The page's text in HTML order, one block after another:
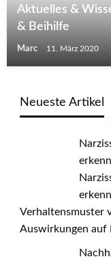
Aktuelles &
& Beihilfe
Marc 11. März 2020
Neueste Artikel
Verhaltensmuster
Auswirkungen auf